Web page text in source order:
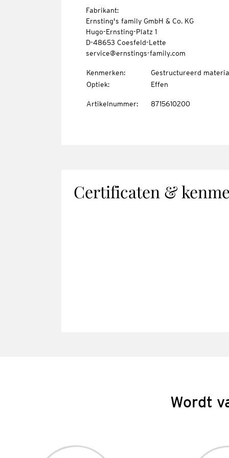
Fabrikant:
Ernsting's family GmbH & Co. KG
Hugo-Ernsting-Platz 1
D-48653 Coesfeld-Lette
service@ernstings-family.com
Kenmerken:
Gestructureerd
Optiek: Effen
Artikelnummer: 8715610200
Certificaten &
Wordt